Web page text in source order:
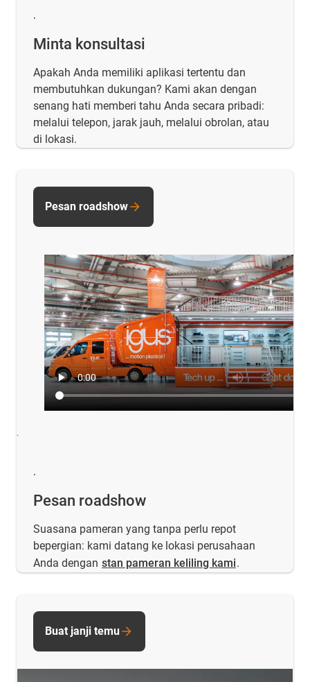
.
Minta konsultasi
Apakah Anda memiliki aplikasi tertentu dan
membutuhkan dukungan? Kami akan dengan
senang hati memberi tahu Anda secara pribadi:
melalui telepon, jarak jauh, melalui obrolan, atau
di lokasi.
.
.
Pesan roadshow
Suasana pameran yang tanpa perlu repot
bepergian: kami datang ke lokasi perusahaan
Anda dengan stan pameran keliling kami.
Pesan roadshow
Buat janji temu